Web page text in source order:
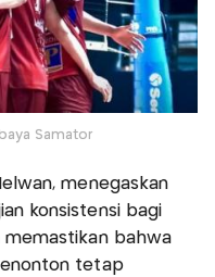
Samator
menegaskan
konsistensi bagi
memastikan bahwa
tetap